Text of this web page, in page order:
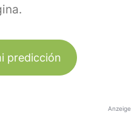
predicción
Anzeige